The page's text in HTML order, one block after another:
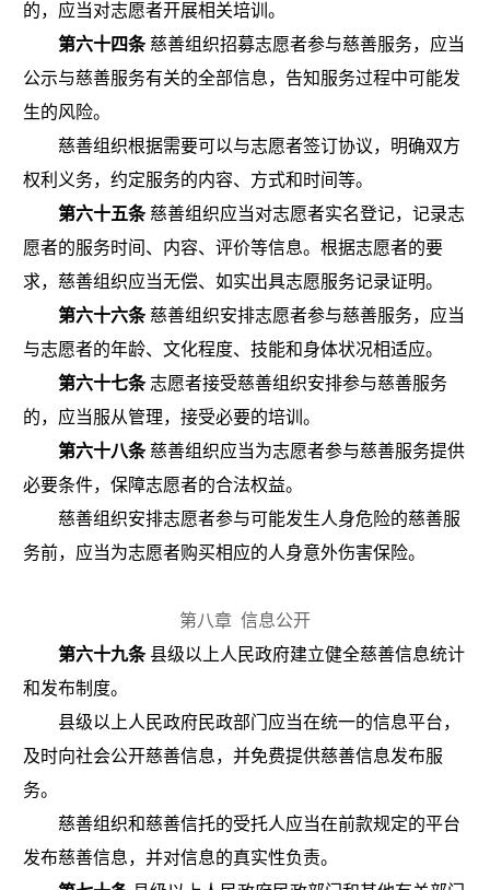
的，应当对志愿者开展相关培训。
第六十四条 慈善组织招募志愿者参与慈善服务，应当
公示与慈善服务有关的全部信息，告知服务过程中可能发
生的风险。
慈善组织根据需要可以与志愿者签订协议，明确双方
权利义务，约定服务的内容、方式和时间等。
第六十五条 慈善组织应当对志愿者实名登记，记录志
愿者的服务时间、内容、评价等信息。根据志愿者的要
求，慈善组织应当无偿、如实出具志愿服务记录证明。
第六十六条 慈善组织安排志愿者参与慈善服务，应当
与志愿者的年龄、文化程度、技能和身体状况相适应。
第六十七条志愿者接受慈善组织安排参与慈善服务
的，应当服从管理，接受必要的培训。
第六十八条慈善组织应当为志愿者参与慈善服务提供
必要条件，保障志愿者的合法权益。
慈善组织安排志愿者参与可能发生人身危险的慈善服
务前，应当为志愿者购买相应的人身意外伤害保险。
第八章 信息公开
第六十九条 县级以上人民政府建立健全慈善信息统计
和发布制度。
县级以上人民政府民政部门应当在统一的信息平台，
及时向社会公开慈善信息，并免费提供慈善信息发布服
务。
慈善组织和慈善信托的受托人应当在前款规定的平台
发布慈善信息，并对信息的真实性负责。